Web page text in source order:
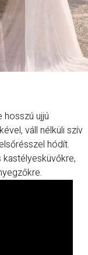
ujjú
váll nélküli szív
hódít.
kastélyesküvőkre,